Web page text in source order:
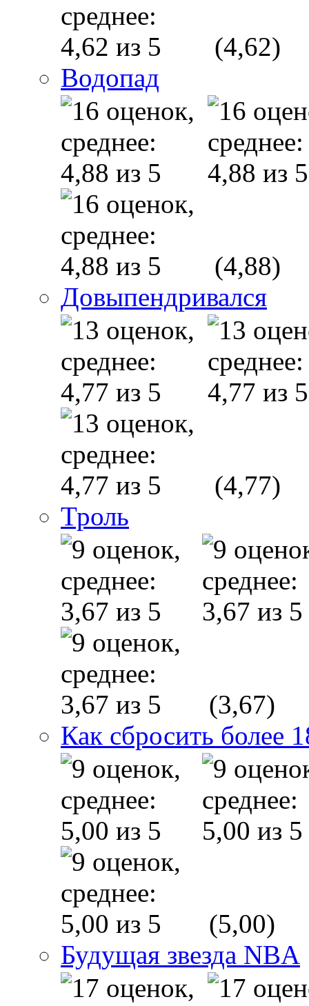
(4,62)
Водопад
(4,88)
Довыпендривался
(4,77)
Троль
(3,67)
Как сбросить более
(5,00)
Будущая звезда NBA